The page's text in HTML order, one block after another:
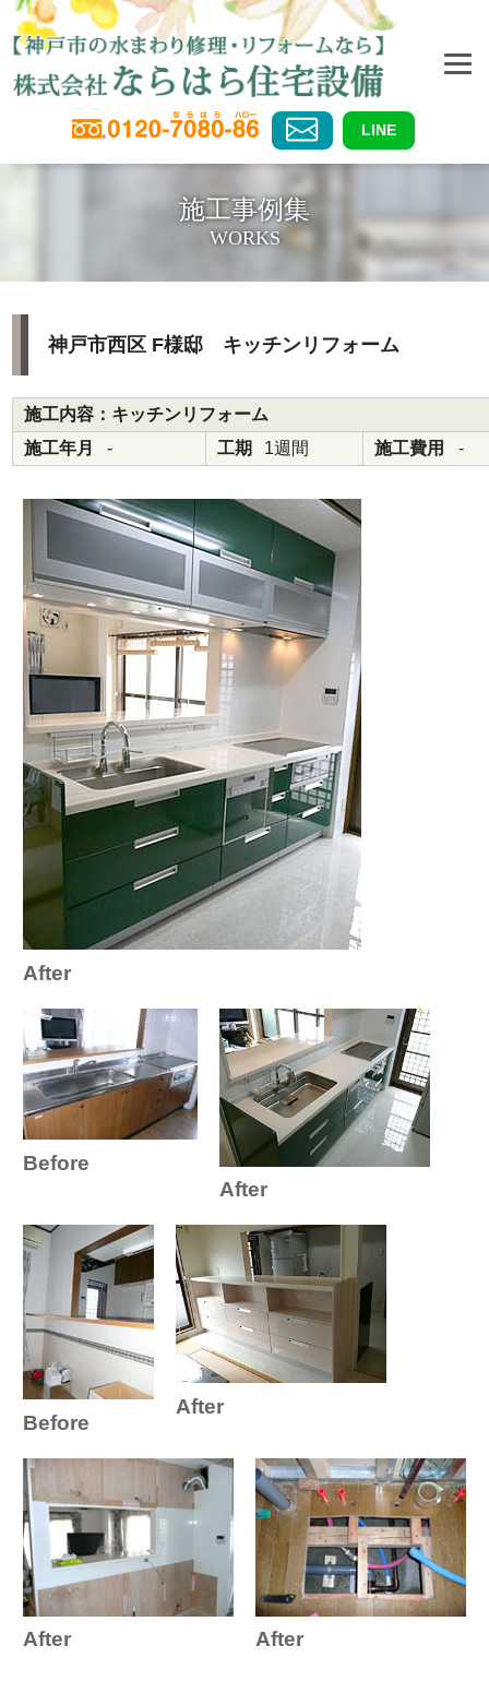
LINE
施工事例集
WORKS
神戸市西区 F様邸 キッチンリフォーム
施工内容：キッチンリフォーム
施工年月
- 工期 1週間 施工費用 -
After
Before
After
Before
After
After After